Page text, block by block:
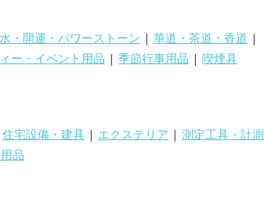
・開運・パワーストーン | 華道・茶道・香道 |
ー・イベント用品 | 季節行事用品 | 喫煙具
住宅設備・建具 | エクステリア | 測定工具・計測
品